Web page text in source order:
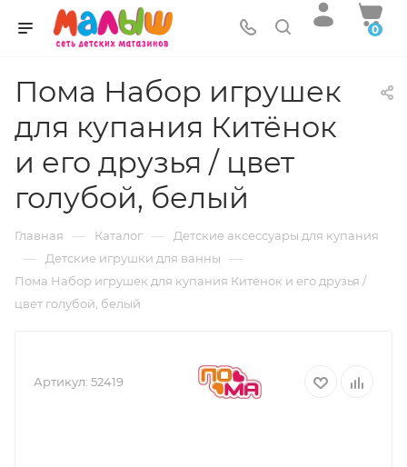
0
Пома Набор игрушек
для купания Китёнок
и его друзья / цвет
голубой, белый
Главная — Каталог — Детские аксессуары для купания
— Детские игрушки для ванны —
Пома Набор игрушек для купания Китёнок и его друзья /
цвет голубой, белый
Артикул: 52419